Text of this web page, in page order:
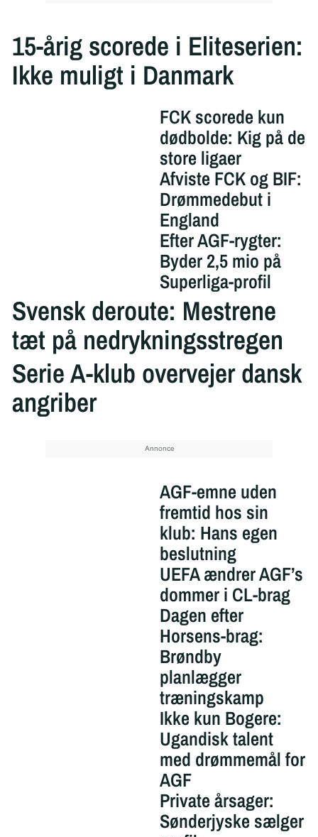
15-årig scorede i Eliteserien:
Ikke muligt i Danmark
FCK scorede kun
dødbolde: Kig på de
store ligaer
Afviste FCK og BIF:
Drømmedebut i
England
Efter AGF-rygter:
Byder 2,5 mio på
Superliga-profil
Svensk deroute: Mestrene
tæt på nedrykningsstregen
Serie A-klub overvejer dansk
angriber
AGF-emne uden
fremtid hos sin
klub: Hans egen
beslutning
UEFA ændrer AGF’s
dommer i CL-brag
Dagen efter
Horsens-brag:
Brøndby
planlægger
træningskamp
Ikke kun Bogere:
Ugandisk talent
med drømmemål for
AGF
Private årsager:
Sønderjyske sælger